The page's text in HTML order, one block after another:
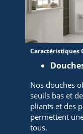
Caractéristiques
Nos douches
seuils bas et
pliants et des
permettent
tous.